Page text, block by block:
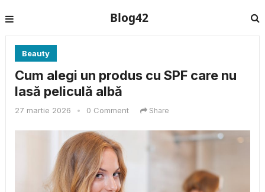
Blog42
Beauty
Cum alegi un produs cu SPF care nu
lasă peliculă albă
27 martie 2026 • 0 Comment Share